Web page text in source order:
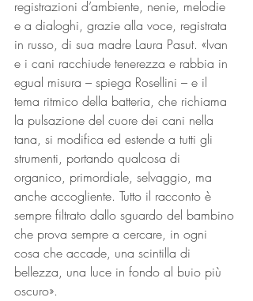
registrazioni d’ambiente, nenie, melodie
e a dialoghi, grazie alla voce, registrata
in russo, di sua madre Laura Pasut. «Ivan
e i cani racchiude tenerezza e rabbia in
egual misura – spiega Rosellini – e il
tema ritmico della batteria, che richiama
la pulsazione del cuore dei cani nella
tana, si modifica ed estende a tutti gli
strumenti, portando qualcosa di
organico, primordiale, selvaggio, ma
anche accogliente. Tutto il racconto è
sempre filtrato dallo sguardo del bambino
che prova sempre a cercare, in ogni
cosa che accade, una scintilla di
bellezza, una luce in fondo al buio più
oscuro».